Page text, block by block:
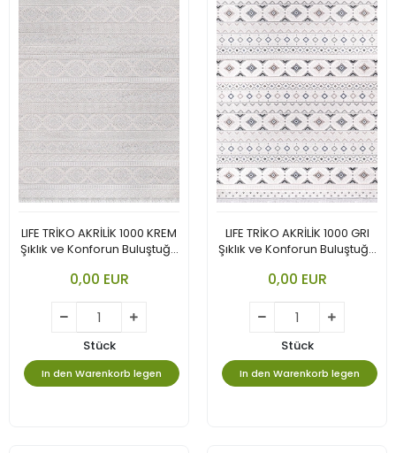
LIFE TRİKO AKRİLİK 1000 KREM
Şıklık ve Konforun Buluştuğu
0,00 EUR
Stück
In den Warenkorb legen
LIFE TRİKO AKRİLİK 1000 GRI
Şıklık ve Konforun Buluştuğu
0,00 EUR
Stück
In den Warenkorb legen